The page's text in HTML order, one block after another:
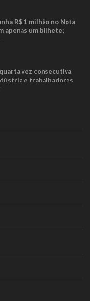
R$ 1 milhão no Nota
apenas um bilhete;
Toledo
vez consecutiva
e trabalhadores